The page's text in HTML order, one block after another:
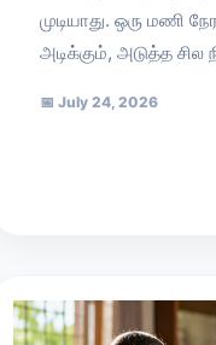
முடியாது. ஒரு மணி
அடிக்கும், அடுத்த சில
📅 July 24, 2026